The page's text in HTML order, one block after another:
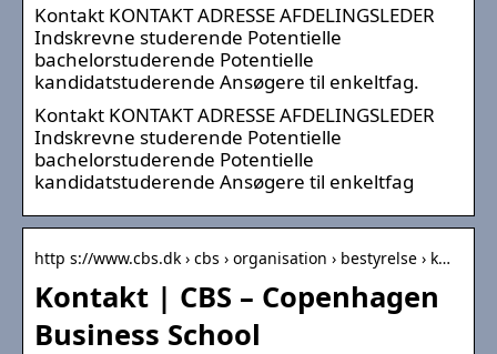
Kontakt KONTAKT ADRESSE AFDELINGSLEDER
Indskrevne studerende Potentielle
bachelorstuderende Potentielle
kandidatstuderende Ansøgere til enkeltfag.
Kontakt KONTAKT ADRESSE AFDELINGSLEDER
Indskrevne studerende Potentielle
bachelorstuderende Potentielle
kandidatstuderende Ansøgere til enkeltfag
http s://www.cbs.dk › cbs › organisation › bestyrelse › k…
Kontakt | CBS – Copenhagen
Business School